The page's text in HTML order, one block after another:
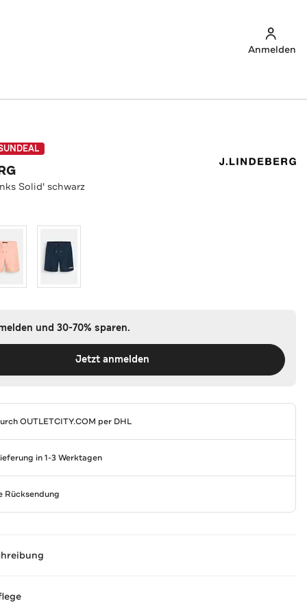
Anmelden
Solid' schwarz
und 30-70% sparen.
Jetzt anmelden
OUTLETCITY.COM per DHL
in 1-3 Werktagen
Rücksendung